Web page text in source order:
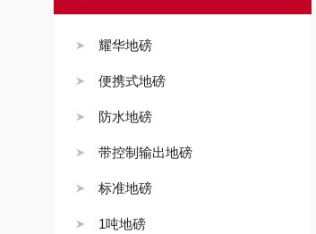
耀华地磅
便携式地磅
防水地磅
带控制输出地磅
标准地磅
1吨地磅